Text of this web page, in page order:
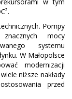
Pompy
mocy
systemu
W Małopolsce
modernizacji
niższe nakłady
przed